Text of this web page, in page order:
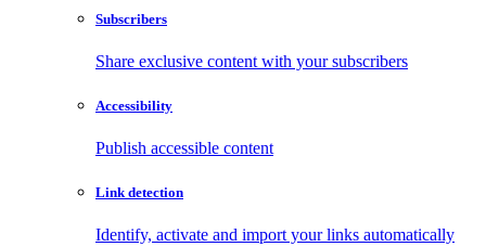
Subscribers
Share exclusive content with your subscribers
Accessibility
Publish accessible content
Link detection
Identify, activate and import your links automatically